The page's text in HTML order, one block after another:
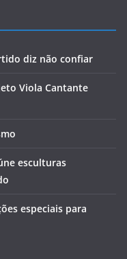
diz não confiar
Viola Cantante
esculturas
especiais para